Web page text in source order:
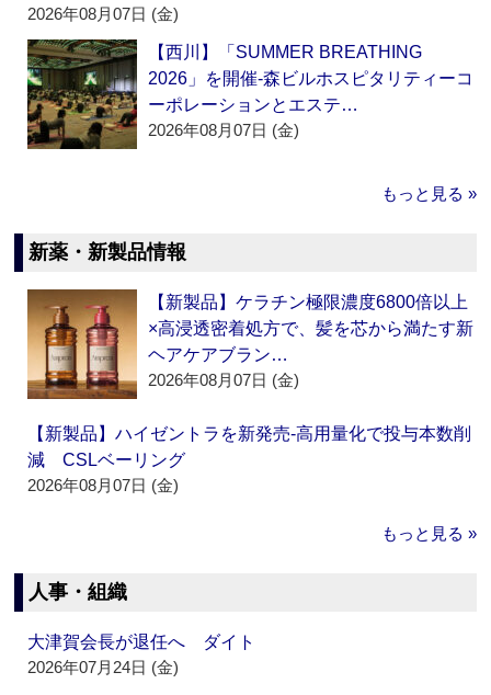
2026年08月07日 (金)
【西川】「SUMMER BREATHING
2026」を開催‐森ビルホスピタリティーコ
ーポレーションとエステ…
2026年08月07日 (金)
もっと見る »
新薬・新製品情報
【新製品】ケラチン極限濃度6800倍以上
×高浸透密着処方で、髪を芯から満たす新
ヘアケアブラン…
2026年08月07日 (金)
【新製品】ハイゼントラを新発売‐高用量化で投与本数削
減 CSLベーリング
2026年08月07日 (金)
もっと見る »
人事・組織
大津賀会長が退任へ ダイト
2026年07月24日 (金)